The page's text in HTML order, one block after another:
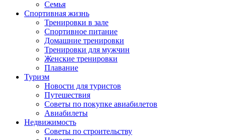
Семья
Спортивная жизнь
Тренировки в зале
Спортивное питание
Домашние тренировки
Тренировки для мужчин
Женские тренировки
Плавание
Туризм
Новости для туристов
Путешествия
Советы по покупке авиабилетов
Авиабилеты
Недвижимость
Советы по строительству